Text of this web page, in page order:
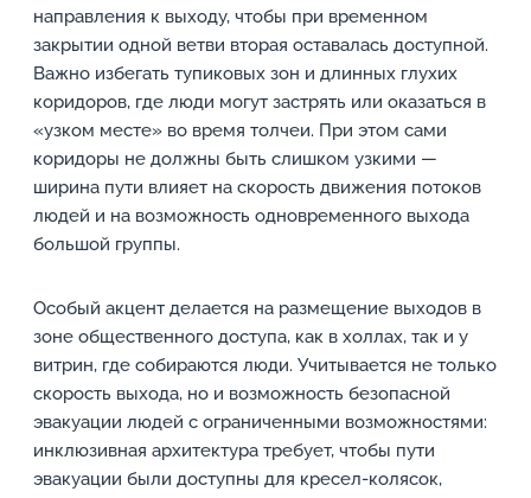
направления к выходу, чтобы при временном
закрытии одной ветви вторая оставалась доступной.
Важно избегать тупиковых зон и длинных глухих
коридоров, где люди могут застрять или оказаться в
«узком месте» во время толчеи. При этом сами
коридоры не должны быть слишком узкими —
ширина пути влияет на скорость движения потоков
людей и на возможность одновременного выхода
большой группы.
Особый акцент делается на размещение выходов в
зоне общественного доступа, как в холлах, так и у
витрин, где собираются люди. Учитывается не только
скорость выхода, но и возможность безопасной
эвакуации людей с ограниченными возможностями:
инклюзивная архитектура требует, чтобы пути
эвакуации были доступны для кресел-колясок,